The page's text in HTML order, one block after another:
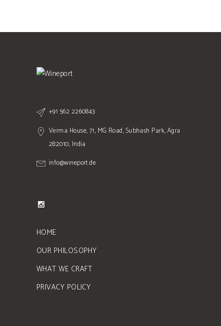
+91 562 2260843
Verma House, 71, MG Road, Subhash Park, Agra
282010, India
info@wineport.de
HOME
OUR PHILOSOPHY
WHAT WE CRAFT
PRIVACY POLICY